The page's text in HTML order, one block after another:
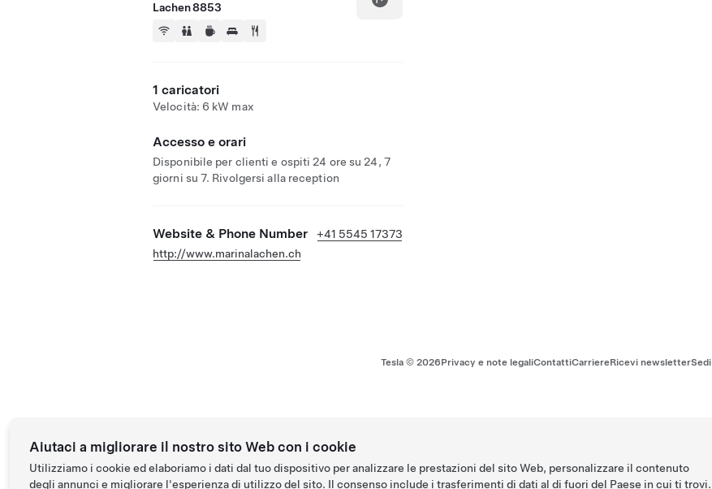
Lachen 8853
1 caricatori
Velocità: 6 kW max
Accesso e orari
Disponibile per clienti e ospiti 24 ore su 24, 7
giorni su 7. Rivolgersi alla reception
Website & Phone Number
+41 5545 17373
http://www.marinalachen.ch
Tesla © 2026Privacy e note legaliContattiCarriereRicevi newsletterSedi
Aiutaci a migliorare il nostro sito Web con i cookie
Utilizziamo i cookie ed elaboriamo i dati dal tuo dispositivo per analizzare le prestazioni del sito Web, personalizzare il contenuto
degli annunci e migliorare l'esperienza di utilizzo del sito. Il consenso include i trasferimenti di dati al di fuori del Paese in cui ti trovi.